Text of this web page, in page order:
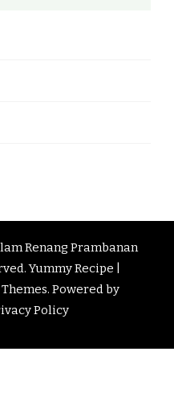
Renang Prambanan
Yummy Recipe |
. Powered by
Policy